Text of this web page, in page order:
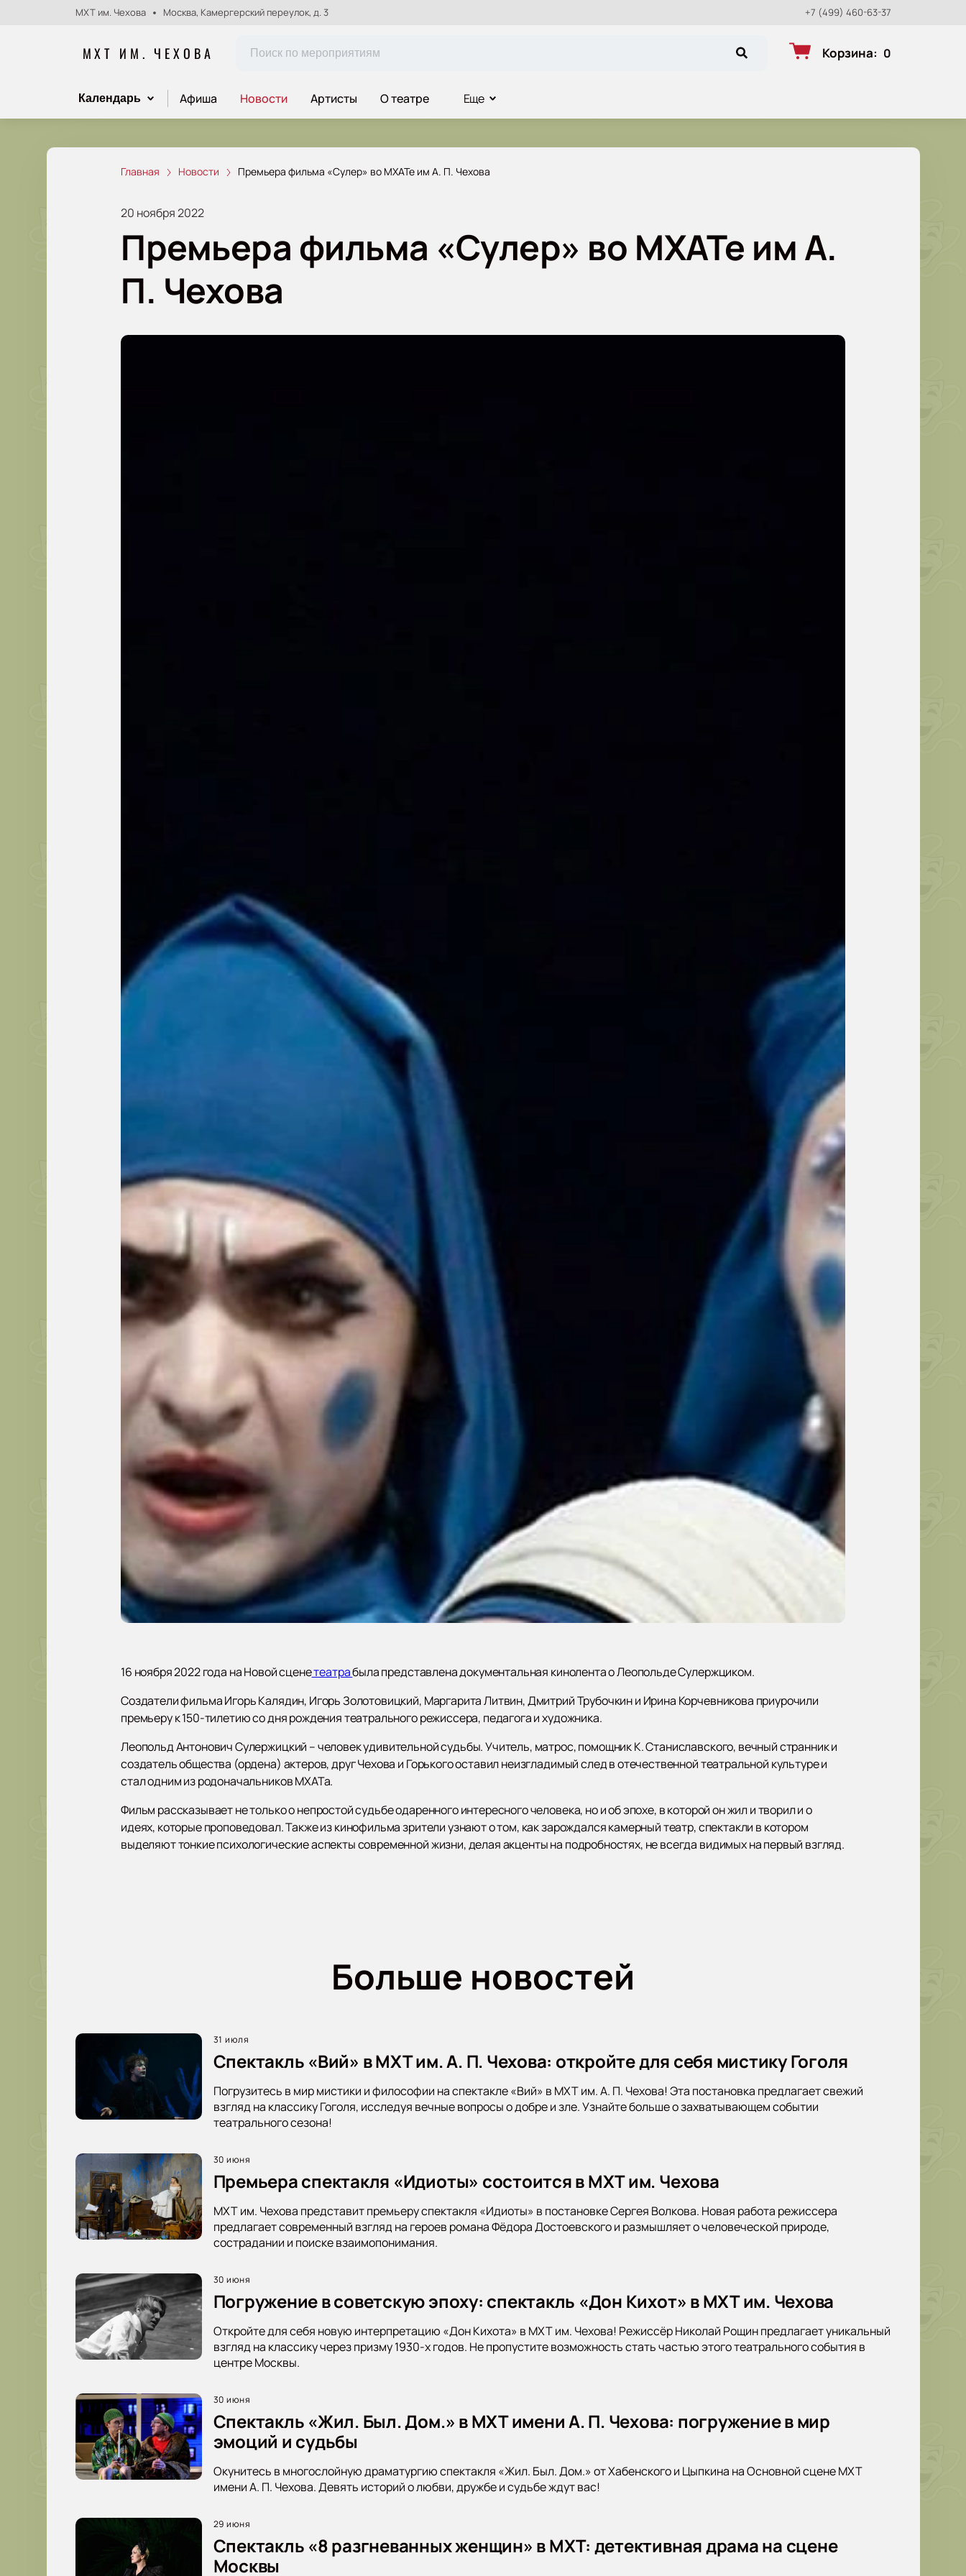
МХТ им. Чехова Москва, Камергерский переулок, д. 3 +7 (499) 460-63-37
МХТ ИМ. ЧЕХОВА Корзина: 0
Календарь Афиша Новости Артисты О театре Еще
Главная Новости Премьера фильма «Сулер» во МХАТе им А. П. Чехова
20 ноября 2022
Премьера фильма «Сулер» во МХАТе им А.
П. Чехова
16 ноября 2022 года на Новой сценетеатрабыла представлена документальная кинолента о Леопольде Сулержциком.
Создатели фильма Игорь Калядин, Игорь Золотовицкий, Маргарита Литвин, Дмитрий Трубочкин и Ирина Корчевникова приурочили
премьеру к 150-тилетию со дня рождения театрального режиссера, педагога и художника.
Леопольд Антонович Сулержицкий – человек удивительной судьбы. Учитель, матрос, помощник К. Станиславского, вечный странник и
создатель общества (ордена) актеров, друг Чехова и Горького оставил неизгладимый след в отечественной театральной культуре и
стал одним из родоначальников МХАТа.
Фильм рассказывает не только о непростой судьбе одаренного интересного человека, но и об эпохе, в которой он жил и творил и о
идеях, которые проповедовал. Также из кинофильма зрители узнают о том, как зарождался камерный театр, спектакли в котором
выделяют тонкие психологические аспекты современной жизни, делая акценты на подробностях, не всегда видимых на первый взгляд.
Больше новостей
31 июля
Спектакль «Вий» в МХТ им. А. П. Чехова: откройте для себя мистику Гоголя
Погрузитесь в мир мистики и философии на спектакле «Вий» в МХТ им. А. П. Чехова! Эта постановка предлагает свежий
взгляд на классику Гоголя, исследуя вечные вопросы о добре и зле. Узнайте больше о захватывающем событии
театрального сезона!
30 июня
Премьера спектакля «Идиоты» состоится в МХТ им. Чехова
МХТ им. Чехова представит премьеру спектакля «Идиоты» в постановке Сергея Волкова. Новая работа режиссера
предлагает современный взгляд на героев романа Фёдора Достоевского и размышляет о человеческой природе,
сострадании и поиске взаимопонимания.
30 июня
Погружение в советскую эпоху: спектакль «Дон Кихот» в МХТ им. Чехова
Откройте для себя новую интерпретацию «Дон Кихота» в МХТ им. Чехова! Режиссёр Николай Рощин предлагает уникальный
взгляд на классику через призму 1930-х годов. Не пропустите возможность стать частью этого театрального события в
центре Москвы.
30 июня
Спектакль «Жил. Был. Дом.» в МХТ имени А. П. Чехова: погружение в мир
эмоций и судьбы
Окунитесь в многослойную драматургию спектакля «Жил. Был. Дом.» от Хабенского и Цыпкина на Основной сцене МХТ
имени А. П. Чехова. Девять историй о любви, дружбе и судьбе ждут вас!
29 июня
Спектакль «8 разгневанных женщин» в МХТ: детективная драма на сцене
Москвы